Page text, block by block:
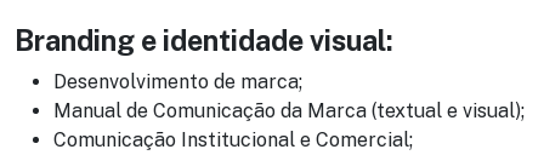
Branding e identidade visual:
Desenvolvimento de marca;
Manual de Comunicação da Marca (textual e visual);
Comunicação Institucional e Comercial;